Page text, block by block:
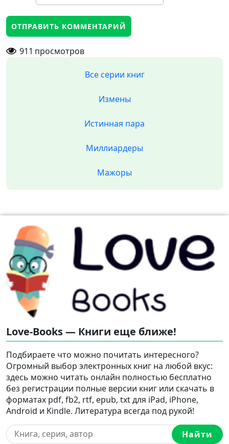
911 просмотров
Все серии книг
Измены
Истинная пара
Миллиардеры
Мажоры
Love-Books — Книги еще ближе!
Подбираете что можно почитать интересного?
Огромный выбор электронных книг на любой вкус:
здесь можно читать онлайн полностью бесплатно
без регистрации полные версии книг или скачать в
форматах pdf, fb2, rtf, epub, txt для iPad, iPhone,
Android и Kindle. Литература всегда под рукой!
Найти